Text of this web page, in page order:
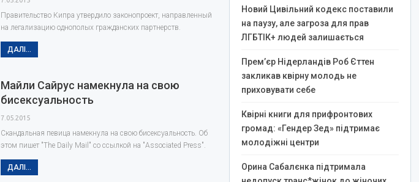
Правительство Кипра утвердило законопроект, направленный
на легализацию однополых гражданских партнерств.
ДАЛІ...
Майли Сайрус намекнула на свою
бисексуальность
7.05.2015
Скандальная певица намекнула на свою бисексуальность. Об
этом пишет "The Daily Mail" со ссылкой на "Associated Press".
ДАЛІ...
Новий Цивільний кодекс поставили
на паузу, але загроза для прав
ЛГБТІК+ людей залишається
Прем’єр Нідерландів Роб Єттен
закликав квірну молодь не
приховувати себе
Квірні книги для прифронтових
громад: «Гендер Зед» підтримає
молодіжні центри
Орина Сабалєнка підтримала